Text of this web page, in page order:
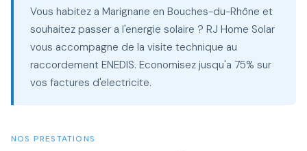
Vous habitez a Marignane en Bouches-du-Rhône et
souhaitez passer a l'energie solaire ? RJ Home Solar
vous accompagne de la visite technique au
raccordement ENEDIS. Economisez jusqu'a 75% sur
vos factures d'electricite.
NOS PRESTATIONS